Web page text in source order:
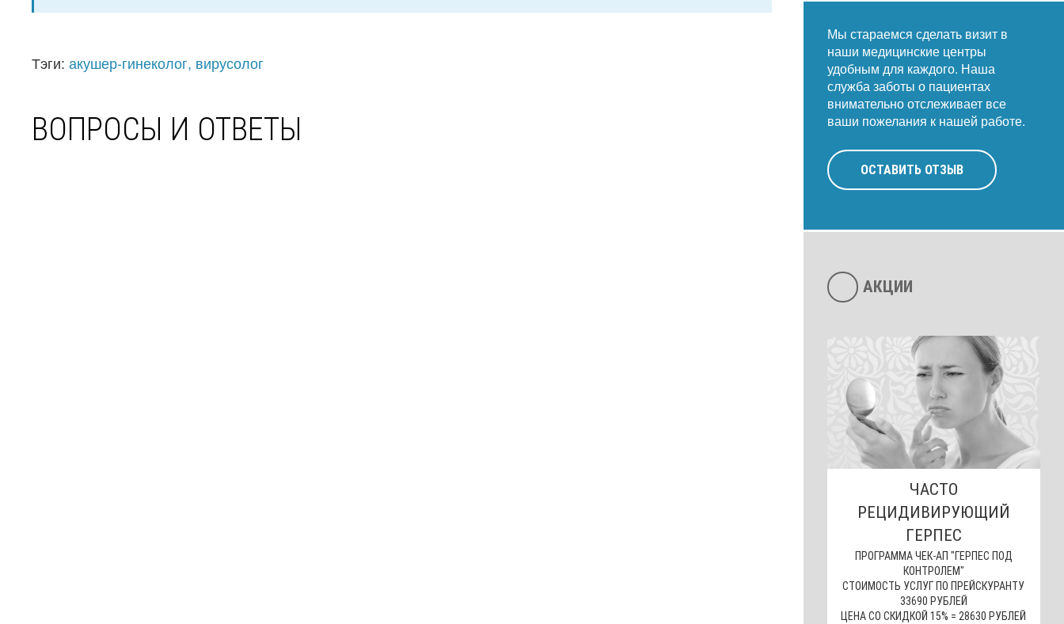
Тэги: акушер-гинеколог, вирусолог
ВОПРОСЫ И ОТВЕТЫ
Мы стараемся сделать визит в
наши медицинские центры
удобным для каждого. Наша
служба заботы о пациентах
внимательно отслеживает все
ваши пожелания к нашей работе.
ОСТАВИТЬ ОТЗЫВ
АКЦИИ
ЧАСТО
РЕЦИДИВИРУЮЩИЙ
ГЕРПЕС
ПРОГРАММА ЧЕК-АП "ГЕРПЕС ПОД
КОНТРОЛЕМ"
СТОИМОСТЬ УСЛУГ ПО ПРЕЙСКУРАНТУ
33690 РУБЛЕЙ
ЦЕНА СО СКИДКОЙ 15% = 28630 РУБЛЕЙ